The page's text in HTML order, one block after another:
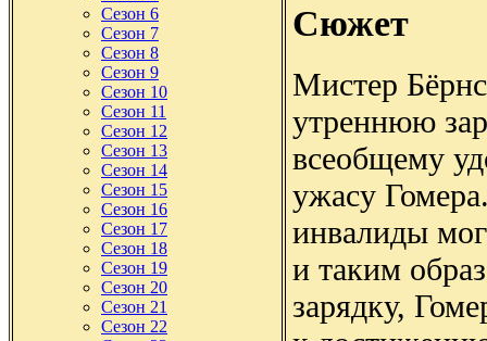
Сезон 6
Сезон 7
Сезон 8
Сезон 9
Сезон 10
Сезон 11
Сезон 12
Сезон 13
Сезон 14
Сезон 15
Сезон 16
Сезон 17
Сезон 18
Сезон 19
Сезон 20
Сезон 21
Сезон 22
Сюжет
Мистер
утреннюю
всеобщему
ужасу
инвалиды
и таким
зарядку,